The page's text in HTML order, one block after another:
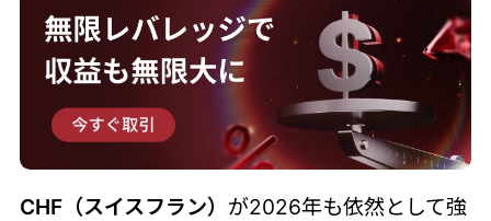
CHF（スイスフラン） が2026年も依然として強